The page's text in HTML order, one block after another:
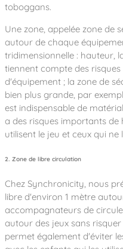
toboggans.
Une zone, appelée zone de
autour de chaque
tridimensionnelle : hauteur,
tiennent compte des
d'équipement ; la zone de
bien plus grande, par
est indispensable de
a des risques importants de
utilisent le jeu et ceux qui ne
2. Zone de libre circulation
Chez Synchronicity, nous
libre d'environ 1 mètre
accompagnateurs de
autour des jeux sans
permet également d'éviter